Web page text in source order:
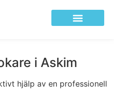
i Askim
hjälp av en professionell